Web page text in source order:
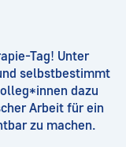
Tag! Unter
selbstbestimmt
dazu
Arbeit für ein
zu machen.